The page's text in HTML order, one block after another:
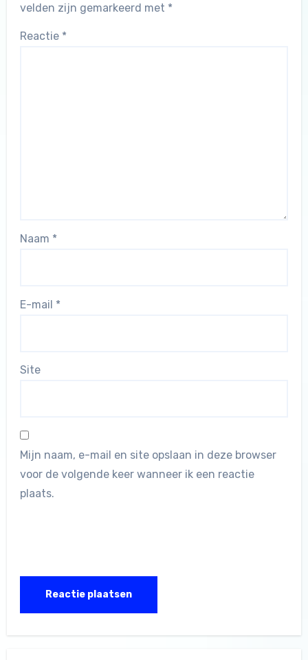
velden zijn gemarkeerd met *
Reactie *
Naam *
E-mail *
Site
Mijn naam, e-mail en site opslaan in deze browser
voor de volgende keer wanneer ik een reactie
plaats.